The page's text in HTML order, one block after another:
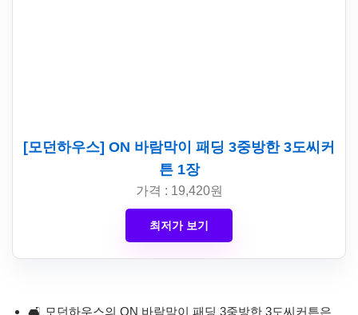
[모던하우스] ON 바람막이 패딩 3중방한 3도씨커
튼 1장
가격 : 19,420원
최저가 보기
🛋️ 모던하우스의 ON 바람막이 패딩 3중방한 3도씨커튼은